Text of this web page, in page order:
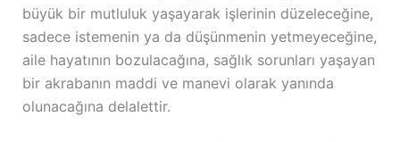
büyük bir mutluluk yaşayarak işlerinin düzeleceğine,
sadece istemenin ya da düşünmenin yetmeyeceğine,
aile hayatının bozulacağına, sağlık sorunları yaşayan
bir akrabanın maddi ve manevi olarak yanında
olunacağına delalettir.